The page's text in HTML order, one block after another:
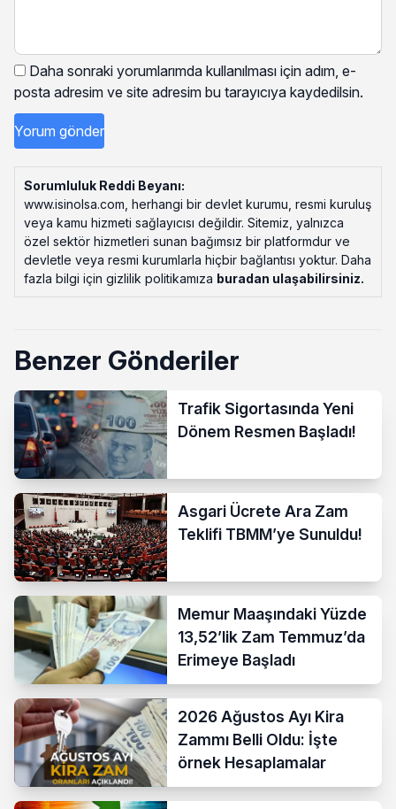
Daha sonraki yorumlarımda kullanılması için adım, e-
posta adresim ve site adresim bu tarayıcıya kaydedilsin.
Sorumluluk Reddi Beyanı:
www.isinolsa.com, herhangi bir devlet kurumu, resmi kuruluş
veya kamu hizmeti sağlayıcısı değildir. Sitemiz, yalnızca
özel sektör hizmetleri sunan bağımsız bir platformdur ve
devletle veya resmi kurumlarla hiçbir bağlantısı yoktur. Daha
fazla bilgi için gizlilik politikamıza buradan ulaşabilirsiniz.
Benzer Gönderiler
Trafik Sigortasında Yeni
Dönem Resmen Başladı!
Asgari Ücrete Ara Zam
Teklifi TBMM’ye Sunuldu!
Memur Maaşındaki Yüzde
13,52’lik Zam Temmuz’da
Erimeye Başladı
2026 Ağustos Ayı Kira
Zammı Belli Oldu: İşte
örnek Hesaplamalar